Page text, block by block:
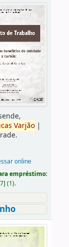
Varjão|
online
empréstimo:
] (1).